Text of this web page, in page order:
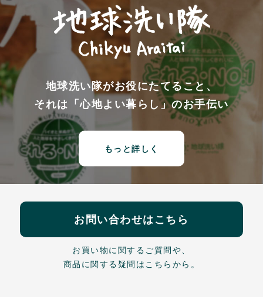
地球洗い隊がお役にたてること、
それは「心地よい暮らし」のお手伝い
もっと詳しく
お問い合わせはこちら
お買い物に関するご質問や、
商品に関する疑問はこちらから。